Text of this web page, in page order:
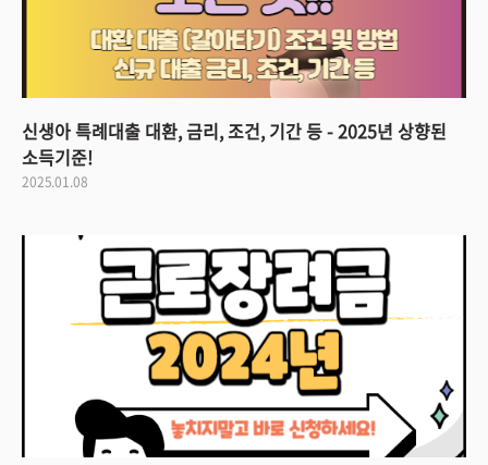
신생아 특례대출 대환, 금리, 조건, 기간 등 - 2025년 상향된
소득기준!
2025.01.08